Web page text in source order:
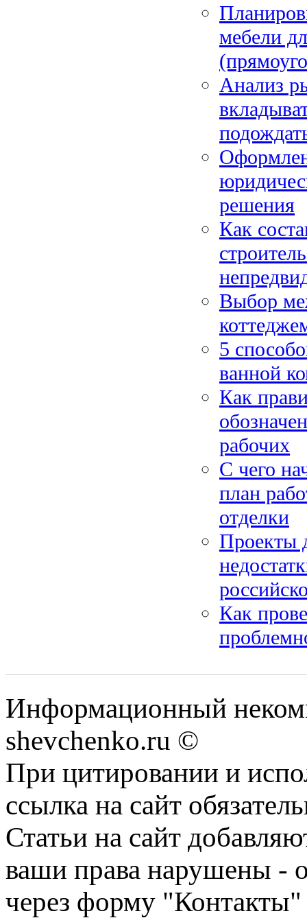
мебели
Анализ
решения
Как
Выбор
5
ванной
Как
рабочих
С чего
план
отделки
Проекты
Как
Информационный
shevchenko.ru ©
При цитировании и
ссылка на сайт
Статьи на сайт
ваши права нарушены -
через форму "Контакты"